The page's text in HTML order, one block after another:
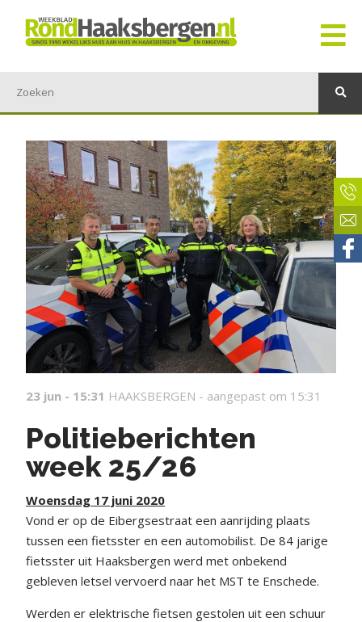
23 jun - 15:31 HAAKSBERGEN - aangepast om 15:31
Politieberichten
week 25/26
Woensdag 17 juni 2020
Vond er op de Eibergsestraat een aanrijding plaats
tussen een fietsster en een automobilist. De 84 jarige
fietsster uit Haaksbergen werd met onbekend
gebleven letsel vervoerd naar het MST te Enschede.
Werden er elektrische fietsen gestolen uit een schuur